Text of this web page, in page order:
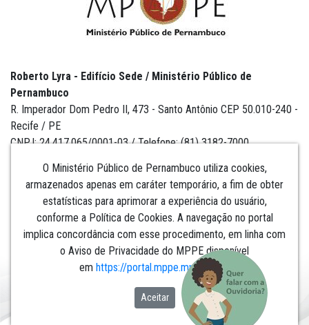
O Ministério Público de Pernambuco utiliza cookies,
armazenados apenas em caráter temporário, a fim de obter
estatísticas para aprimorar a experiência do usuário,
conforme a Política de Cookies. A navegação no portal
implica concordância com esse procedimento, em linha com
o Aviso de Privacidade do MPPE disponível
em https://portal.mppe.mp.br/lgpd.​​​​​​​
Aceitar
Roberto Lyra - Edifício Sede / Ministério Público de
Pernambuco
R. Imperador Dom Pedro II, 473 - Santo Antônio CEP 50.010-240 -
Recife / PE
CNPJ: 24.417.065/0001-03 / Telefone: (81) 3182-7000
Institucional
Comunicação